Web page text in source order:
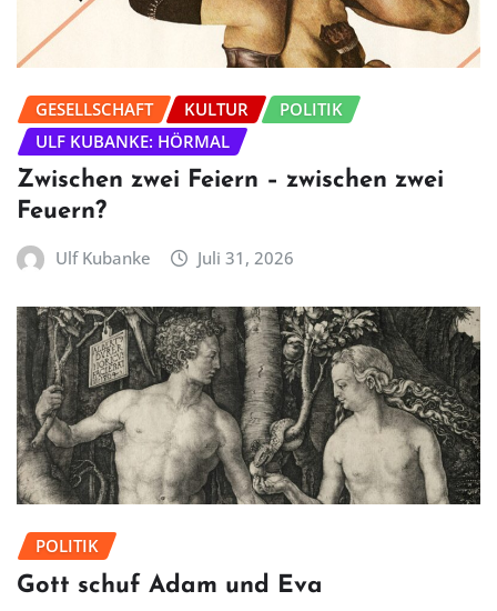
GESELLSCHAFT KULTUR
POLITIK
ULF KUBANKE: HÖRMAL
Zwischen zwei Feiern – zwischen zwei
Feuern?
Ulf Kubanke Juli 31, 2026
POLITIK
Gott schuf Adam und Eva